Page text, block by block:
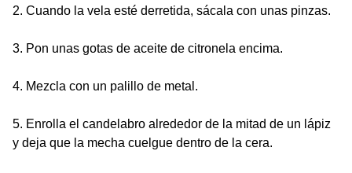
2. Cuando la vela esté derretida, sácala con unas pinzas.
3. Pon unas gotas de aceite de citronela encima.
4. Mezcla con un palillo de metal.
5. Enrolla el candelabro alrededor de la mitad de un lápiz
y deja que la mecha cuelgue dentro de la cera.